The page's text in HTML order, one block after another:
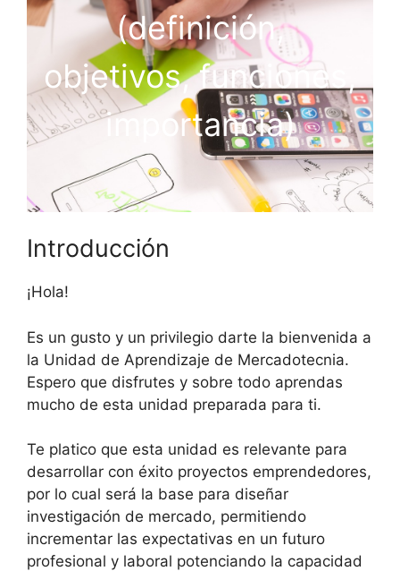
(definición,
objetivos, funciones,
importancia)
Introducción
¡Hola!
Es un gusto y un privilegio darte la bienvenida a
la Unidad de Aprendizaje de Mercadotecnia.
Espero que disfrutes y sobre todo aprendas
mucho de esta unidad preparada para ti.
Te platico que esta unidad es relevante para
desarrollar con éxito proyectos emprendedores,
por lo cual será la base para diseñar
investigación de mercado, permitiendo
incrementar las expectativas en un futuro
profesional y laboral potenciando la capacidad